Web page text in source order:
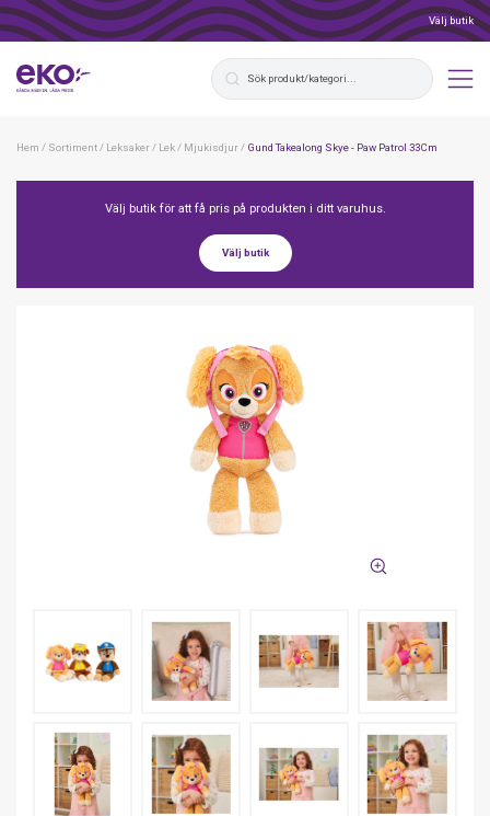
Välj butik
Hem / Sortiment/ Leksaker/ Lek/ Mjukisdjur/ Gund Takealong Skye - Paw Patrol 33Cm
Välj butik för att få pris på produkten i ditt varuhus.
Välj butik